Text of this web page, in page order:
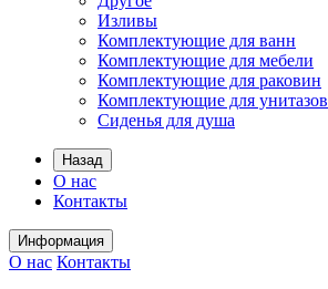
Изливы
Комплектующие для ванн
Комплектующие для мебели
Комплектующие для раковин
Комплектующие для унитазов
Сиденья для душа
Назад
О нас
Контакты
Информация
О нас Контакты